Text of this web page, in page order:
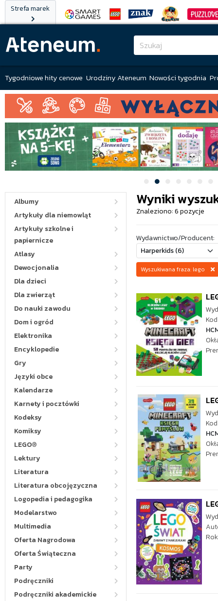
Strefa marek
Tygodniowe hity cenowe Urodziny Ateneum Nowości tygodnia
Albumy
Artykuły dla niemowląt
Artykuły szkolne i
papiernicze
Atlasy
Dewocjonalia
Dla dzieci
Dla zwierząt
Do nauki zawodu
Dom i ogród
Elektronika
Encyklopedie
Gry
Języki obce
Kalendarze
Karnety i pocztówki
Kodeksy
Komiksy
LEGO®
Lektury
Literatura
Literatura obcojęzyczna
Logopedia i pedagogika
Modelarstwo
Multimedia
Oferta Nagrodowa
Oferta Świąteczna
Party
Podręczniki
Podręczniki akademickie
Wyniki
Znaleziono: 6 pozycje
Wydawnictwo/Producent:
Wyszukiwana fraza: lego